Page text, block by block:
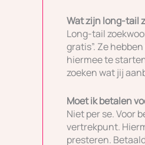
Wat zijn long-tail
Long-tail
gratis”. Ze
hiermee te
zoeken wat jij
Moet ik betalen
Niet per se. Voor
vertrekpunt.
presteren.